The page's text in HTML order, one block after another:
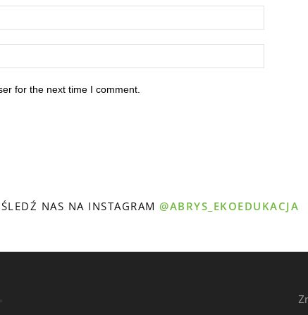
for the next time I comment.
ŚLEDŹ NAS NA INSTAGRAM@ABRYS_EKOEDUKACJA